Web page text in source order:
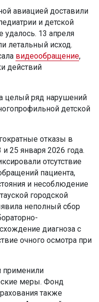
авиацией доставили
и детской
удалось. 13 апреля
летальный исход.
видеообращение,
действий
целый ряд нарушений
детской
отказы в
25 января 2026 года.
отсутствие
пациента,
и несоблюдение
городской
неполный сбор
диагноза с
очного осмотра при
применили
меры. Фонд
также